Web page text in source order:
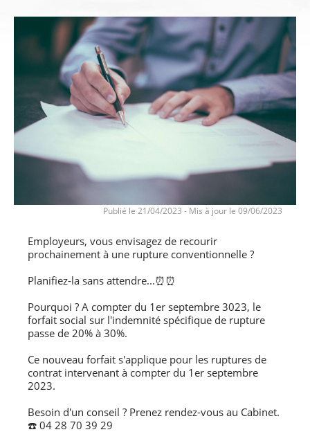
Publié le 21/04/2023 - Mis à jour le 09/06/2023
Employeurs, vous envisagez de recourir
prochainement à une rupture conventionnelle ?
Planifiez-la sans attendre...⏰⏰
Pourquoi ? A compter du 1er septembre 3023, le
forfait social sur l'indemnité spécifique de rupture
passe de 20% à 30%.
Ce nouveau forfait s'applique pour les ruptures de
contrat intervenant à compter du 1er septembre
2023.
Besoin d'un conseil ? Prenez rendez-vous au Cabinet.
☎️ 04 28 70 39 29